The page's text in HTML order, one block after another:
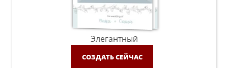
Элегантный
СОЗДАТЬ СЕЙЧАС